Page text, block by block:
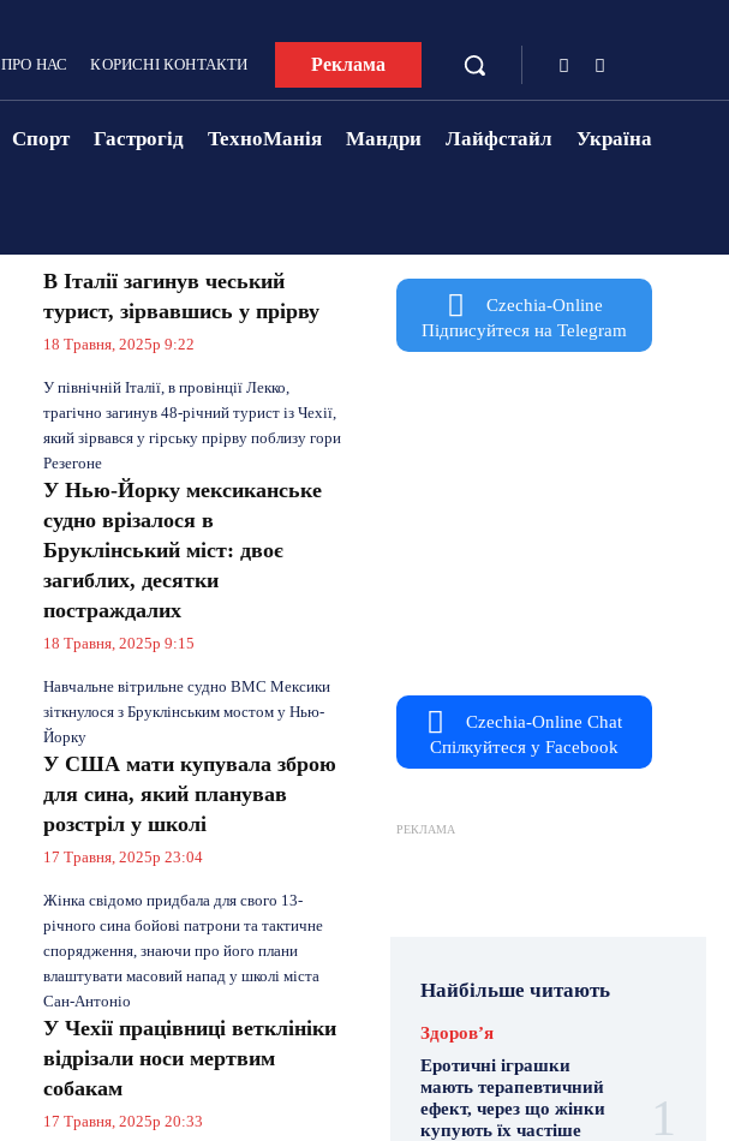
ПРО НАС КОРИСНІ КОНТАКТИ Реклама
Спорт Гастрогід ТехноМанія Мандри Лайфстайл Україна
В Італії загинув чеський
турист, зірвавшись у прірву
18 Травня, 2025р 9:22
У північній Італії, в провінції Лекко,
трагічно загинув 48-річний турист із Чехії,
який зірвався у гірську прірву поблизу гори
Резегоне
У Нью-Йорку мексиканське
судно врізалося в
Бруклінський міст: двоє
загиблих, десятки
постраждалих
18 Травня, 2025р 9:15
Навчальне вітрильне судно ВМС Мексики
зіткнулося з Бруклінським мостом у Нью-
Йорку
У США мати купувала зброю
для сина, який планував
розстріл у школі
17 Травня, 2025р 23:04
Жінка свідомо придбала для свого 13-
річного сина бойові патрони та тактичне
спорядження, знаючи про його плани
влаштувати масовий напад у школі міста
Сан-Антоніо
У Чехії працівниці ветклініки
відрізали носи мертвим
собакам
17 Травня, 2025р 20:33
Czechia-Online
Підписуйтеся на Telegram
Czechia-Online Chat
Спілкуйтеся у Facebook
РЕКЛАМА
Найбільше читають
Здоровʼя
Еротичні іграшки
мають терапевтичний
ефект, через що жінки
купують їх частіше